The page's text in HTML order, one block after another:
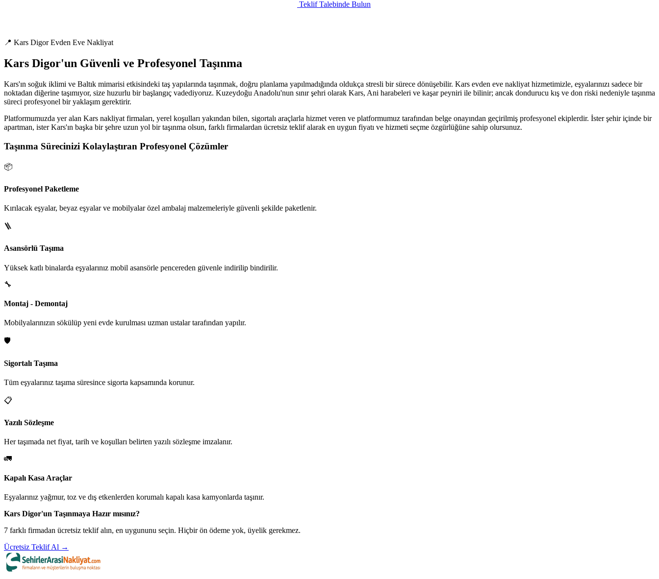
Teklif Talebinde Bulun
📍 Kars Digor Evden Eve Nakliyat
Kars Digor'un Güvenli ve Profesyonel Taşınma
Kars'ın soğuk iklimi ve Baltık mimarisi etkisindeki taş yapılarında taşınmak, doğru planlama yapılmadığında oldukça stresli bir sürece dönüşebilir. Kars evden eve nakliyat hizmetimizle, eşyalarınızı sadece bir
noktadan diğerine taşımıyor, size huzurlu bir başlangıç vadediyoruz. Kuzeydoğu Anadolu'nun sınır şehri olarak Kars, Ani harabeleri ve kaşar peyniri ile bilinir; ancak dondurucu kış ve don riski nedeniyle taşınma
süreci profesyonel bir yaklaşım gerektirir.
Platformumuzda yer alan Kars nakliyat firmaları, yerel koşulları yakından bilen, sigortalı araçlarla hizmet veren ve platformumuz tarafından belge onayından geçirilmiş profesyonel ekiplerdir. İster şehir içinde bir
apartman, ister Kars'ın başka bir şehre uzun yol bir taşınma olsun, farklı firmalardan ücretsiz teklif alarak en uygun fiyatı ve hizmeti seçme özgürlüğüne sahip olursunuz.
Taşınma Sürecinizi Kolaylaştıran Profesyonel Çözümler
📦
Profesyonel Paketleme
Kırılacak eşyalar, beyaz eşyalar ve mobilyalar özel ambalaj malzemeleriyle güvenli şekilde paketlenir.
🪜
Asansörlü Taşıma
Yüksek katlı binalarda eşyalarınız mobil asansörle pencereden güvenle indirilip bindirilir.
🔧
Montaj - Demontaj
Mobilyalarınızın sökülüp yeni evde kurulması uzman ustalar tarafından yapılır.
🛡️
Sigortalı Taşıma
Tüm eşyalarınız taşıma süresince sigorta kapsamında korunur.
📋
Yazılı Sözleşme
Her taşımada net fiyat, tarih ve koşulları belirten yazılı sözleşme imzalanır.
🚛
Kapalı Kasa Araçlar
Eşyalarınız yağmur, toz ve dış etkenlerden korumalı kapalı kasa kamyonlarda taşınır.
Kars Digor'un Taşınmaya Hazır mısınız?
7 farklı firmadan ücretsiz teklif alın, en uygununu seçin. Hiçbir ön ödeme yok, üyelik gerekmez.
Ücretsiz Teklif Al →